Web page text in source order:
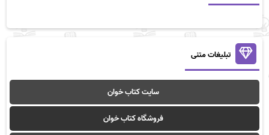
تبلیغات متنی
سایت کتاب خوان
فروشگاه کتاب خوان